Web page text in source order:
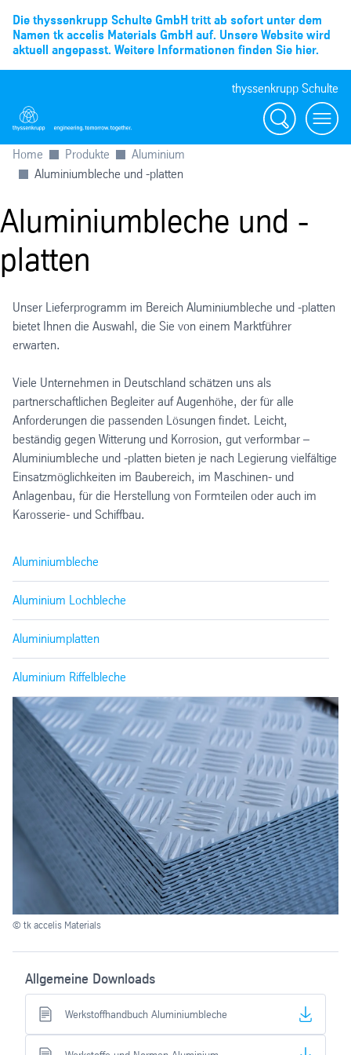
Die thyssenkrupp Schulte GmbH tritt ab sofort unter dem
Namen tk accelis Materials GmbH auf. Unsere Website wird
aktuell angepasst. Weitere Informationen finden Sie hier.
thyssenkrupp Schulte
Suche
Menü
Home Produkte
Aluminium
Aluminiumbleche und -platten
Aluminiumbleche und -
platten
Unser Lieferprogramm im Bereich Aluminiumbleche und -platten
bietet Ihnen die Auswahl, die Sie von einem Marktführer
erwarten.
Viele Unternehmen in Deutschland schätzen uns als
partnerschaftlichen Begleiter auf Augenhöhe, der für alle
Anforderungen die passenden Lösungen findet. Leicht,
beständig gegen Witterung und Korrosion, gut verformbar –
Aluminiumbleche und -platten bieten je nach Legierung vielfältige
Einsatzmöglichkeiten im Baubereich, im Maschinen- und
Anlagenbau, für die Herstellung von Formteilen oder auch im
Karosserie- und Schiffbau.
Aluminiumbleche
Aluminium Lochbleche
Aluminiumplatten
Aluminium Riffelbleche
© tk accelis Materials
Allgemeine Downloads
Werkstoffhandbuch Aluminiumbleche